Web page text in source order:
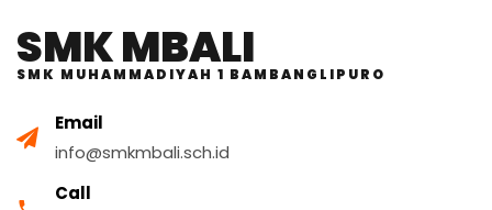
SMK MBALI
SMK MUHAMMADIYAH 1 BAMBANGLIPURO
Email
info@smkmbali.sch.id
Call